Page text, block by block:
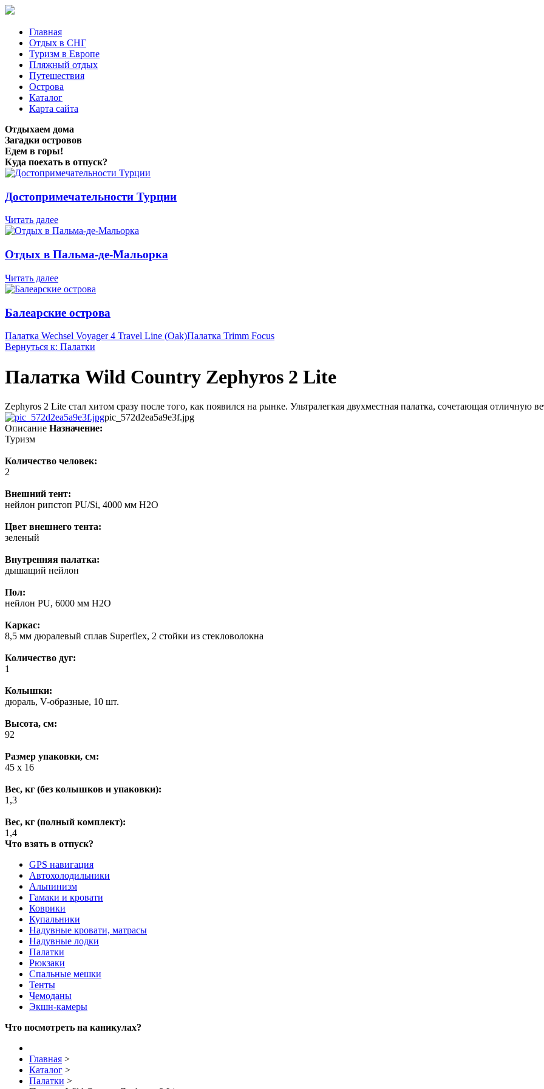
Главная
Отдых в СНГ
Туризм в Европе
Пляжный отдых
Путешествия
Острова
Каталог
Карта сайта
Отдыхаем дома
Загадки островов
Едем в горы!
Куда поехать в отпуск?
Достопримечательности Турции
Читать далее
Отдых в Пальма-де-Мальорка
Читать далее
Балеарские острова
Палатка Wechsel Voyager 4 Travel Line (Oak)Палатка Trimm Focus
Вернуться к: Палатки
Палатка Wild Country Zephyros 2 Lite
Zephyros 2 Lite стал хитом сразу после того, как появился на рынке. Ультралегкая двухместная палатка, сочетающая отличную
pic_572d2ea5a9e3f.jpg
Описание Назначение:
Туризм
Количество человек:
2
Внешний тент:
нейлон рипстоп PU/Si, 4000 мм H2O
Цвет внешнего тента:
зеленый
Внутренняя палатка:
дышащий нейлон
Пол:
нейлон PU, 6000 мм H2O
Каркас:
8,5 мм дюралевый сплав Superflex, 2 стойки из стекловолокна
Количество дуг:
1
Колышки:
дюраль, V-образные, 10 шт.
Высота, см:
92
Размер упаковки, см:
45 х 16
Вес, кг (без колышков и упаковки):
1,3
Вес, кг (полный комплект):
1,4
Что взять в отпуск?
GPS навигация
Автохолодильники
Альпинизм
Гамаки и кровати
Коврики
Купальники
Надувные кровати, матрасы
Надувные лодки
Палатки
Рюкзаки
Спальные мешки
Тенты
Чемоданы
Экшн-камеры
Что посмотреть на каникулах?
Главная >
Каталог >
Палатки >